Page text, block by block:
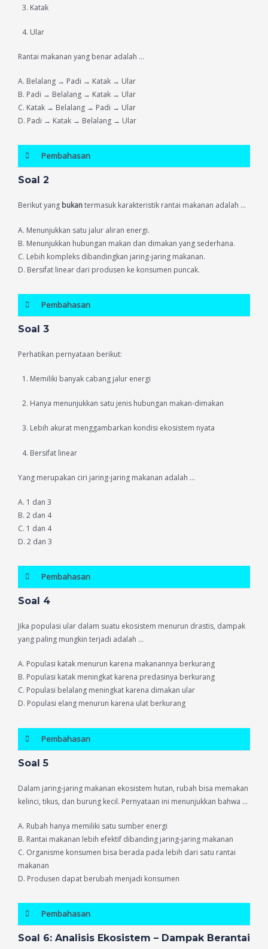
Katak
Ular
Rantai makanan yang benar adalah …
A. Belalang → Padi → Katak → Ular
B. Padi → Belalang → Katak → Ular
C. Katak → Belalang → Padi → Ular
D. Padi → Katak → Belalang → Ular
Pembahasan
Soal 2
Berikut yang bukantermasuk karakteristik rantai makanan adalah …
A. Menunjukkan satu jalur aliran energi.
B. Menunjukkan hubungan makan dan dimakan yang sederhana.
C. Lebih kompleks dibandingkan jaring-jaring makanan.
D. Bersifat linear dari produsen ke konsumen puncak.
Pembahasan
Soal 3
Perhatikan pernyataan berikut:
Memiliki banyak cabang jalur energi
Hanya menunjukkan satu jenis hubungan makan-dimakan
Lebih akurat menggambarkan kondisi ekosistem nyata
Bersifat linear
Yang merupakan ciri jaring-jaring makanan adalah …
A. 1 dan 3
B. 2 dan 4
C. 1 dan 4
D. 2 dan 3
Pembahasan
Soal 4
Jika populasi ular dalam suatu ekosistem menurun drastis, dampak
yang paling mungkin terjadi adalah …
A. Populasi katak menurun karena makanannya berkurang
B. Populasi katak meningkat karena predasinya berkurang
C. Populasi belalang meningkat karena dimakan ular
D. Populasi elang menurun karena ulat berkurang
Pembahasan
Soal 5
Dalam jaring-jaring makanan ekosistem hutan, rubah bisa memakan
kelinci, tikus, dan burung kecil. Pernyataan ini menunjukkan bahwa …
A. Rubah hanya memiliki satu sumber energi
B. Rantai makanan lebih efektif dibanding jaring-jaring makanan
C. Organisme konsumen bisa berada pada lebih dari satu rantai
makanan
D. Produsen dapat berubah menjadi konsumen
Pembahasan
Soal 6: Analisis Ekosistem – Dampak Berantai